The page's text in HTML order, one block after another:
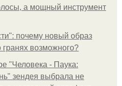
а мощный инструмент
почему новый образ
возможного?
"Человека - Паука:
зендея выбрала не